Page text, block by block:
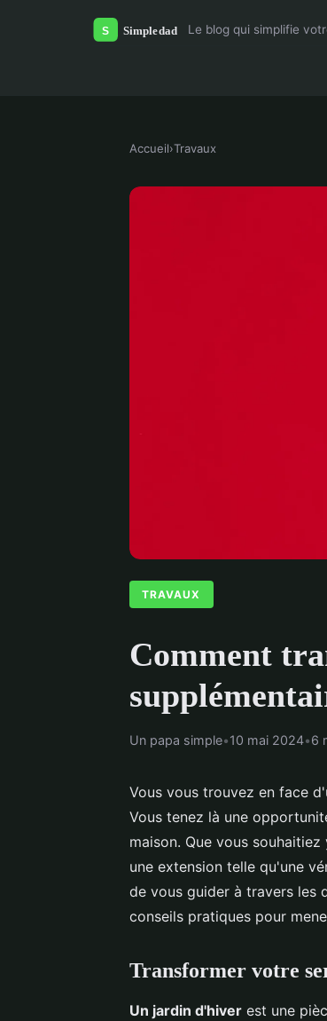
Le blog qui simplifie
Accueil›Travaux
TRAVAUX
Comment
Un papa simple•10 mai 2024•6
Vous vous trouvez en face
Vous tenez là une
maison. Que vous
une extension telle qu'une
de vous guider à travers les
conseils pratiques pour
Transformer votre
Un jardin d'hiver est une